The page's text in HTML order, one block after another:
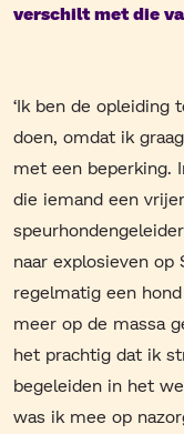
verschilt met die
‘Ik ben de opleiding
doen, omdat ik
met een beperking.
die iemand een
naar explosieven op
regelmatig een
meer op de massa
het prachtig dat ik
begeleiden in het
was ik mee op